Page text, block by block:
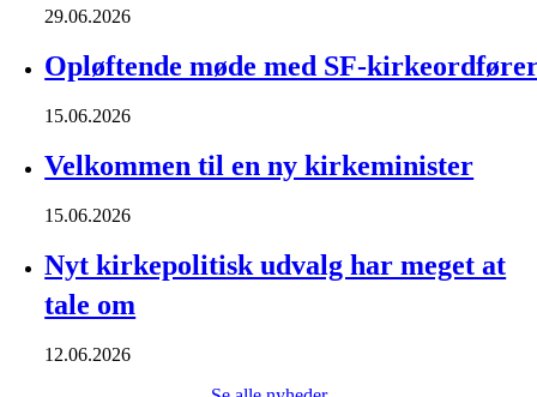
29.06.2026
Opløftende møde med SF-
15.06.2026
Velkommen til en ny kirkeminister
15.06.2026
Nyt kirkepolitisk udvalg har meget at
tale om
12.06.2026